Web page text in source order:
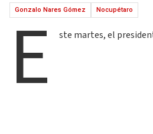
Gonzalo Nares Gómez Nocupétaro
E ste martes, el